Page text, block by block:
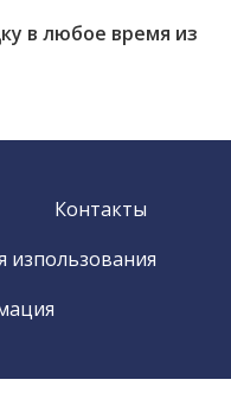
в любое время из
Контакты
изпользования